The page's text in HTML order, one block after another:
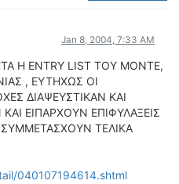
Jan 8, 2004, 7:33 AM
Η ENTRY LIST ΤΟΥ ΜΟΝΤΕ,
, ΕΥΤΗΧΩΣ ΟΙ
ΔΙΑΨΕΥΣΤΙΚΑΝ ΚΑΙ
ΕΙΠΑΡΧΟΥΝ ΕΠΙΦΥΛΑΞΕΙΣ
ΤΕΛΙΚΑ
040107194614.shtml